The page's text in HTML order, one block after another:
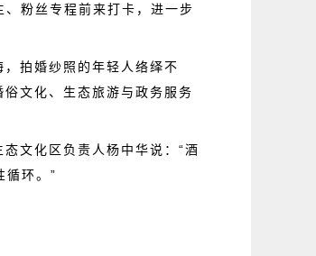
、粉丝专程前来打卡，进一步
，拍婚纱照的年轻人络绎不
文化、生态旅游与政务服务
文化区负责人杨中华说：“酒
循环。”